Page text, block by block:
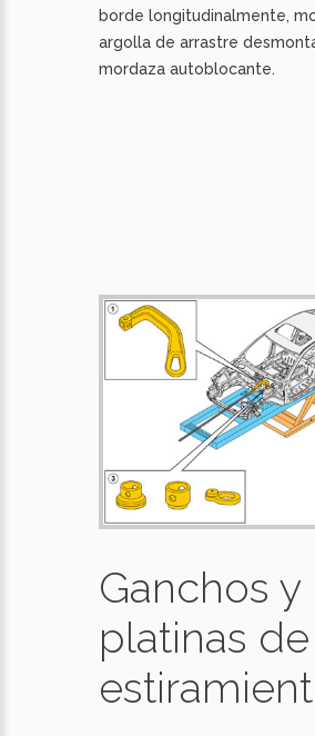
borde longitudinalmente,
argolla de arrastre
mordaza autoblocante.
Ganchos y
platinas de